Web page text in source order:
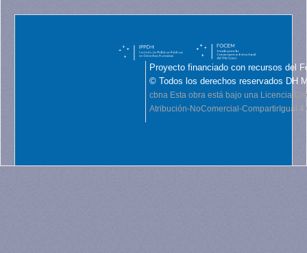
Proyecto financiado con recursos del
© Todos los derechos reservados DH
cbna Esta obra está bajo una Licencia
Atribución-NoComercial-CompartirIgual